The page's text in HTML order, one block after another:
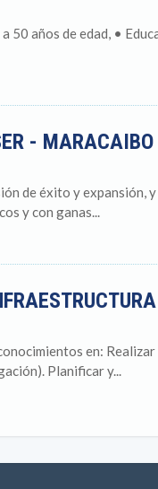
50 años de edad, •
- MARACAIBO
de éxito y expansión,
y con ganas...
en:
Planificar y...